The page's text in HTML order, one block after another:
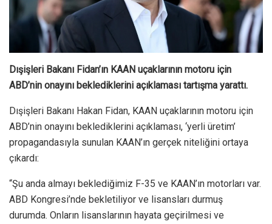
Dışişleri Bakanı Fidan’ın KAAN uçaklarının motoru için
ABD’nin onayını beklediklerini açıklaması tartışma yarattı.
Dışişleri Bakanı Hakan Fidan, KAAN uçaklarının motoru için
ABD’nin onayını beklediklerini açıklaması, ‘yerli üretim’
propagandasıyla sunulan KAAN’ın gerçek niteliğini ortaya
çıkardı:
“Şu anda almayı beklediğimiz F-35 ve KAAN’ın motorları var.
ABD Kongresi’nde bekletiliyor ve lisansları durmuş
durumda. Onların lisanslarının hayata geçirilmesi ve